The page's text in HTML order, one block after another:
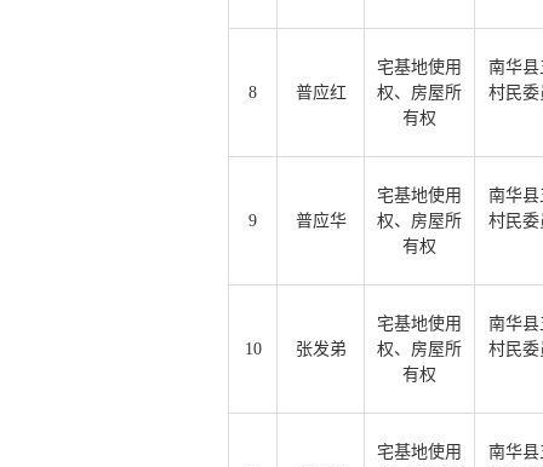
8 普应红
宅基地使用
权、房屋所
有权
南华
村民
9 普应华
宅基地使用
权、房屋所
有权
南华
村民
10 张发弟
宅基地使用
权、房屋所
有权
南华
村民
宅基地使用
南华